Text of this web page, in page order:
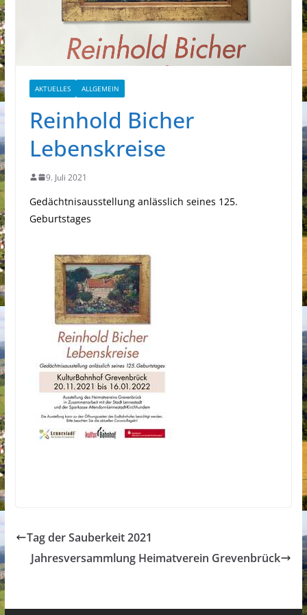
AKTUELLES ALLGEMEIN
Reinhold Bicher
Lebenskreise
9. Juli 2021
Gedächtnisausstellung anlässlich seines 125.
Geburtstages
Tag der Sauberkeit 2021
Jahresversammlung Heimatverein Grevenbrück